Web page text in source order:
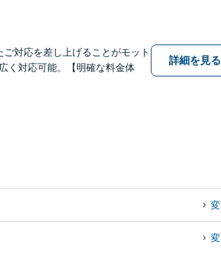
対応を差し上げることがモット
く対応可能。【明確な料金体
詳細を見る